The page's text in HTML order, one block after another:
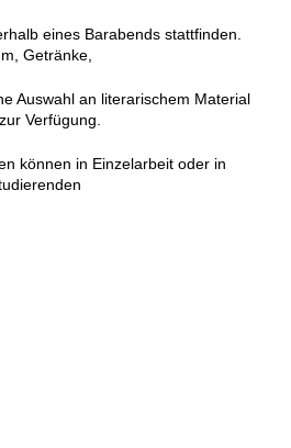
eines Barabends stattfinden.
Getränke,
Auswahl an literarischem Material
Verfügung.
können in Einzelarbeit oder in